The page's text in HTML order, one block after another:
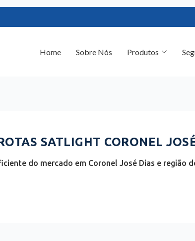
SATLIGHT CORONEL
do mercado em Coronel José Dias e região